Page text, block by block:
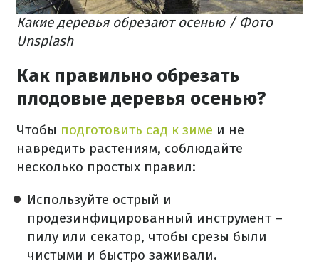
Какие деревья обрезают осенью / Фото
Unsplash
Как правильно обрезать
плодовые деревья осенью?
Чтобы подготовить сад к зиме и не
навредить растениям, соблюдайте
несколько простых правил:
Используйте острый и
продезинфицированный инструмент –
пилу или секатор, чтобы срезы были
чистыми и быстро заживали.